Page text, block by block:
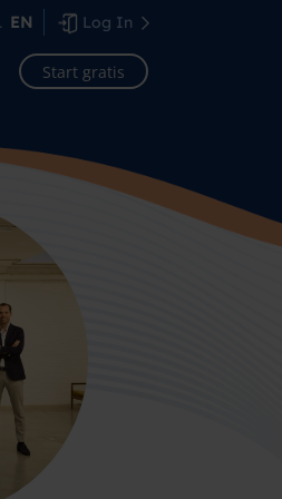
EN Log In
Start gratis